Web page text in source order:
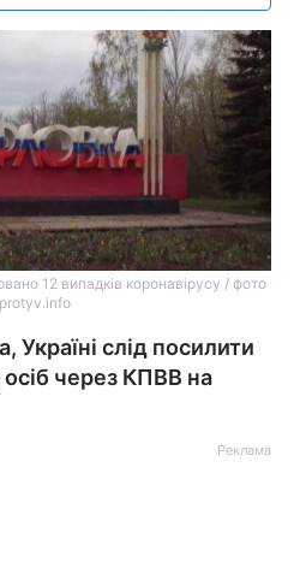
12 випадків коронавірусу / фото
Україні слід посилити
через КПВВ на
Реклама